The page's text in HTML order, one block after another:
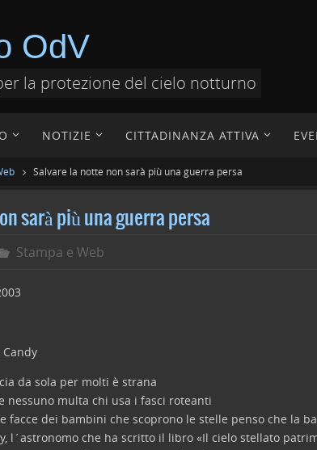
OdV
la protezione del cielo notturno
NOTIZIE CITTADINANZA ATTIVA
Salvare la notte non sarà più una guerra persa
sarà più una guerra persa
Stampa e Web
da sola per molti è strana
nessuno multa chi usa i fasci roteanti
facce dei bambini che scoprono le stelle penso che la
l´astronomo che ha scritto il libro «Il cielo stellato